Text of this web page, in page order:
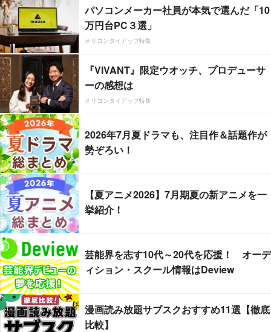
パソコンメーカー社員が本気で選んだ「10
万円台PC３選」
オリコンタイアップ特集
『VIVANT』限定ウオッチ、プロデューサ
ーの感想は
オリコンタイアップ特集
2026年7月夏ドラマも、注目作＆話題作が
勢ぞろい！
【夏アニメ2026】7月期夏の新アニメを一
挙紹介！
芸能界を志す10代～20代を応援！ オーデ
ィション・スクール情報はDeview
漫画読み放題サブスクおすすめ11選【徹底
比較】